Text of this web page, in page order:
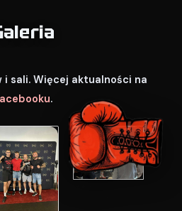
sali. Więcej aktualności na
.